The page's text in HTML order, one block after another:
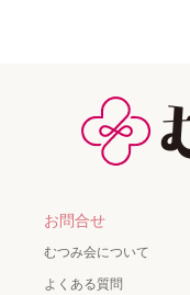
お問合せ
むつみ会について
よくある質問